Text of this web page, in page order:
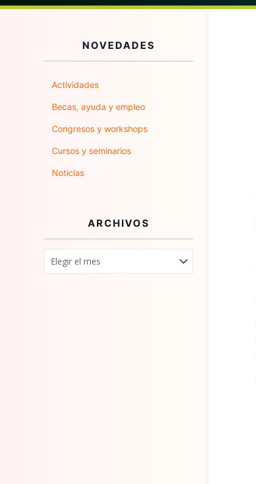
NOVEDADES
Actividades
Becas, ayuda y empleo
Congresos y workshops
Cursos y seminarios
Noticias
ARCHIVOS